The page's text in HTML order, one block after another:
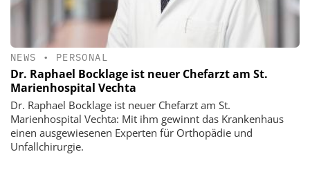
NEWS • PERSONAL
Dr. Raphael Bocklage ist neuer Chefarzt am St.
Marienhospital Vechta
Dr. Raphael Bocklage ist neuer Chefarzt am St.
Marienhospital Vechta: Mit ihm gewinnt das Krankenhaus
einen ausgewiesenen Experten für Orthopädie und
Unfallchirurgie.